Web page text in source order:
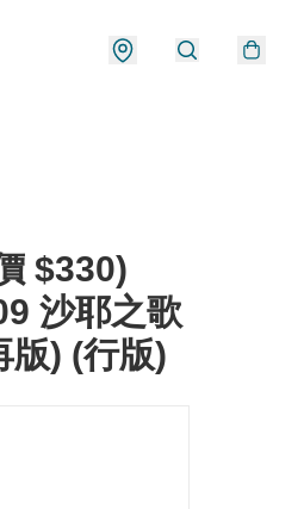
$330)
沙耶之歌
版) (行版)